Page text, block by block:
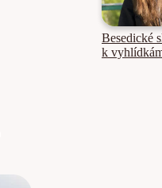
Besedické
k